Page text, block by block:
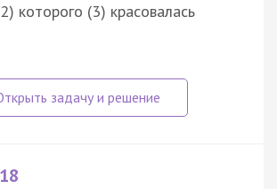
которого (3) красовалась